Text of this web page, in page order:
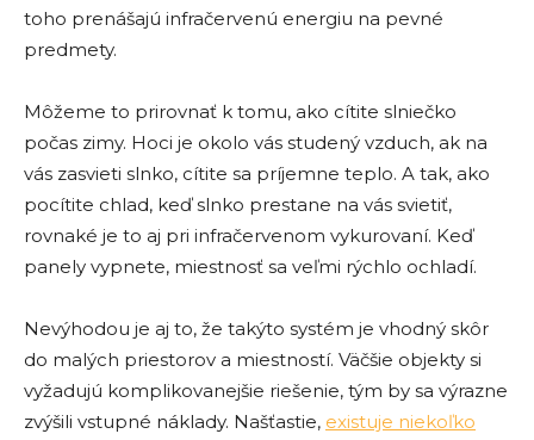
toho prenášajú infračervenú energiu na pevné
predmety.
Môžeme to prirovnať k tomu, ako cítite slniečko
počas zimy. Hoci je okolo vás studený vzduch, ak na
vás zasvieti slnko, cítite sa príjemne teplo. A tak, ako
pocítite chlad, keď slnko prestane na vás svietiť,
rovnaké je to aj pri infračervenom vykurovaní. Keď
panely vypnete, miestnosť sa veľmi rýchlo ochladí.
Nevýhodou je aj to, že takýto systém je vhodný skôr
do malých priestorov a miestností. Väčšie objekty si
vyžadujú komplikovanejšie riešenie, tým by sa výrazne
zvýšili vstupné náklady. Našťastie, existuje niekoľko